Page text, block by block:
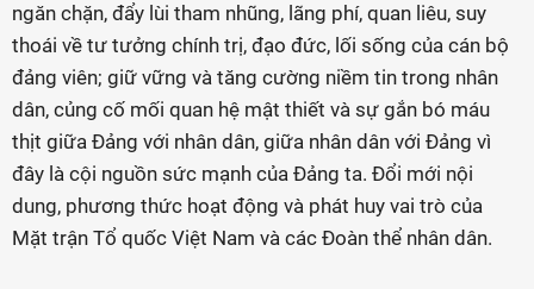
ngăn chặn, đẩy lùi tham nhũng, lãng phí, quan liêu, suy
thoái về tư tưởng chính trị, đạo đức, lối sống của cán bộ
đảng viên; giữ vững và tăng cường niềm tin trong nhân
dân, củng cố mối quan hệ mật thiết và sự gắn bó máu
thịt giữa Đảng với nhân dân, giữa nhân dân với Đảng vì
đây là cội nguồn sức mạnh của Đảng ta. Đổi mới nội
dung, phương thức hoạt động và phát huy vai trò của
Mặt trận Tổ quốc Việt Nam và các Đoàn thể nhân dân.